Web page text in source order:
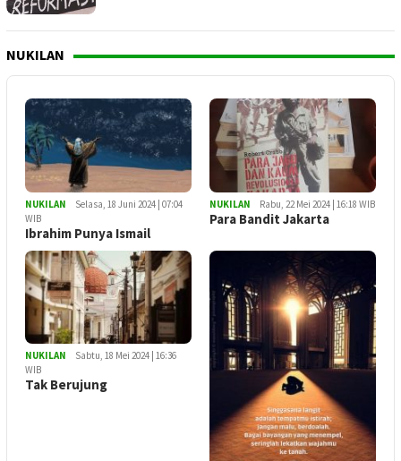
NUKILAN
NUKILAN
Selasa, 18 Juni 2024 | 07:04
WIB
Ibrahim Punya Ismail
NUKILAN Rabu, 22 Mei 2024 | 16:18 WIB
Para Bandit Jakarta
NUKILAN
Sabtu, 18 Mei 2024 | 16:36
WIB
Tak Berujung